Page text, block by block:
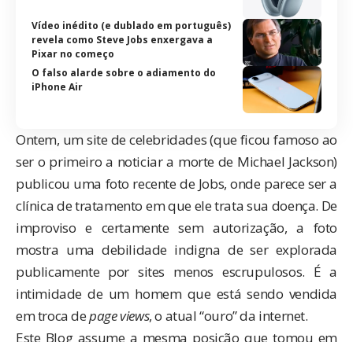
Vídeo inédito (e dublado em português)
revela como Steve Jobs enxergava a
Pixar no começo
O falso alarde sobre o adiamento do
iPhone Air
Ontem, um site de celebridades (que ficou famoso ao
ser o primeiro a noticiar a morte de Michael Jackson)
publicou uma foto recente de Jobs, onde parece ser a
clínica de tratamento em que ele trata sua doença. De
improviso e certamente sem autorização, a foto
mostra uma debilidade indigna de ser explorada
publicamente por sites menos escrupulosos. É a
intimidade de um homem que está sendo vendida
em troca depage views, o atual “ouro” da internet.
Este Blog assume a mesma posição que tomou em